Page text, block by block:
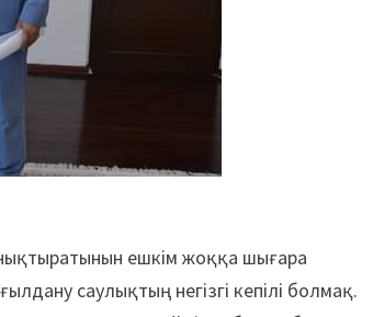
ешкім жоққа шығара
саулықтың негізгі кепілі болмақ.